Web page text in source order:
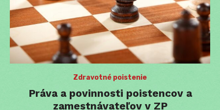
Zdravotné poistenie
Práva a povinnosti poistencov a
zamestnávateľov v ZP